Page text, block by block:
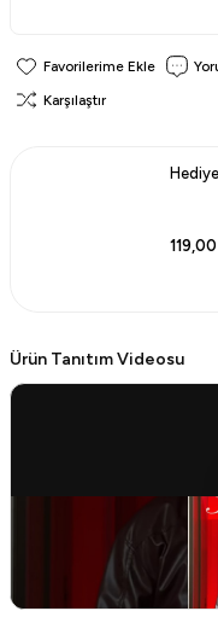
Karşılaştır
Ürün Tanıtım Videosu